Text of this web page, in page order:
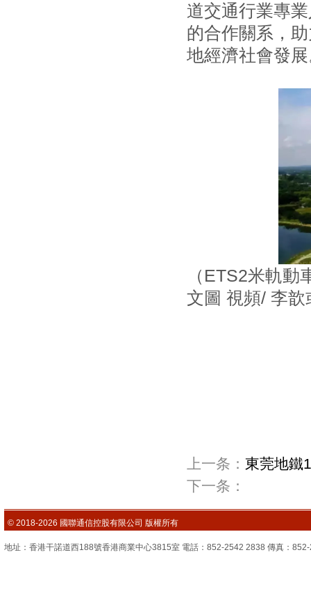
道交通行業專
的合作關系，
地經濟社會發
（ETS2米軌
文圖 視頻/ 李
上一条： 東莞地鐵
下一条：
© 2018-2026 國聯通信控股有限公司 版權所有
地址：香港干諾道西188號香港商業中心3815室 電話：852-2542 2838 傳真：